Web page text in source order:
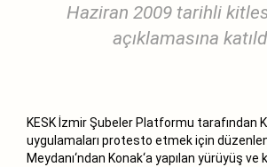
Haziran 2009 tarihli
açıklamasına
KESK İzmir Şubeler Platformu tarafından
uygulamaları protesto etmek için
Meydanı‘ndan Konak‘a yapılan yürüyüş ve